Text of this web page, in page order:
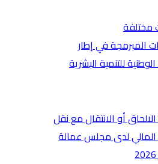
مختلفة​
المبرمجة في إطار
للتنمية البشرية
أو الانتقال مع نقل
لدى مجلس عمالة